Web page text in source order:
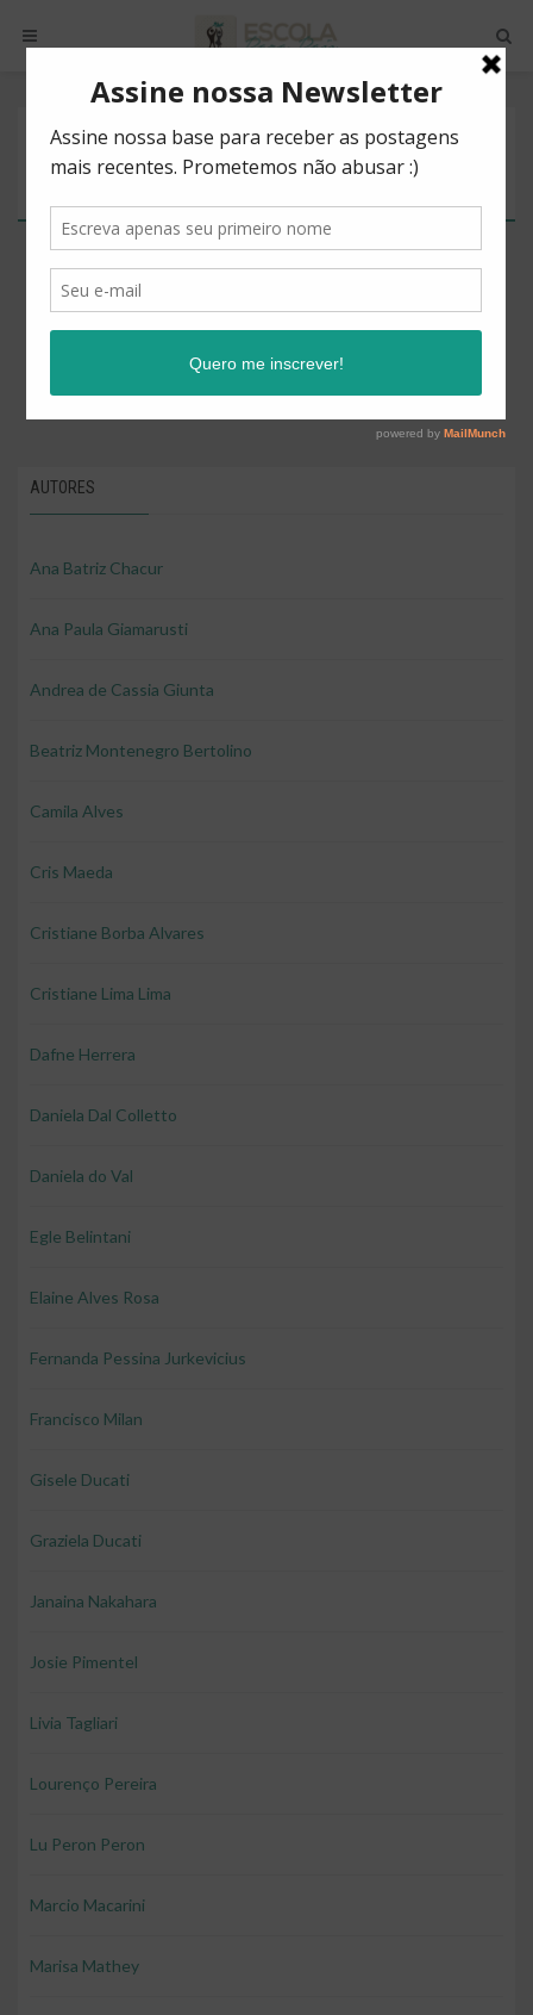
POSTS BY TAG
ATIVIDADE FÍSICA
There are no posts to show.
AUTORES
Ana Batriz Chacur
Ana Paula Giamarusti
Andrea de Cassia Giunta
Beatriz Montenegro Bertolino
Camila Alves
Cris Maeda
Cristiane Borba Alvares
Cristiane Lima Lima
Dafne Herrera
Daniela Dal Colletto
Daniela do Val
Egle Belintani
Elaine Alves Rosa
Fernanda Pessina Jurkevicius
Francisco Milan
Gisele Ducati
Graziela Ducati
Janaina Nakahara
Josie Pimentel
Livia Tagliari
Lourenço Pereira
Lu Peron Peron
Marcio Macarini
Marisa Mathey